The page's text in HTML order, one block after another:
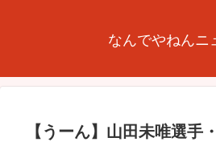
なんでやねんニ
【うーん】山田未唯選手